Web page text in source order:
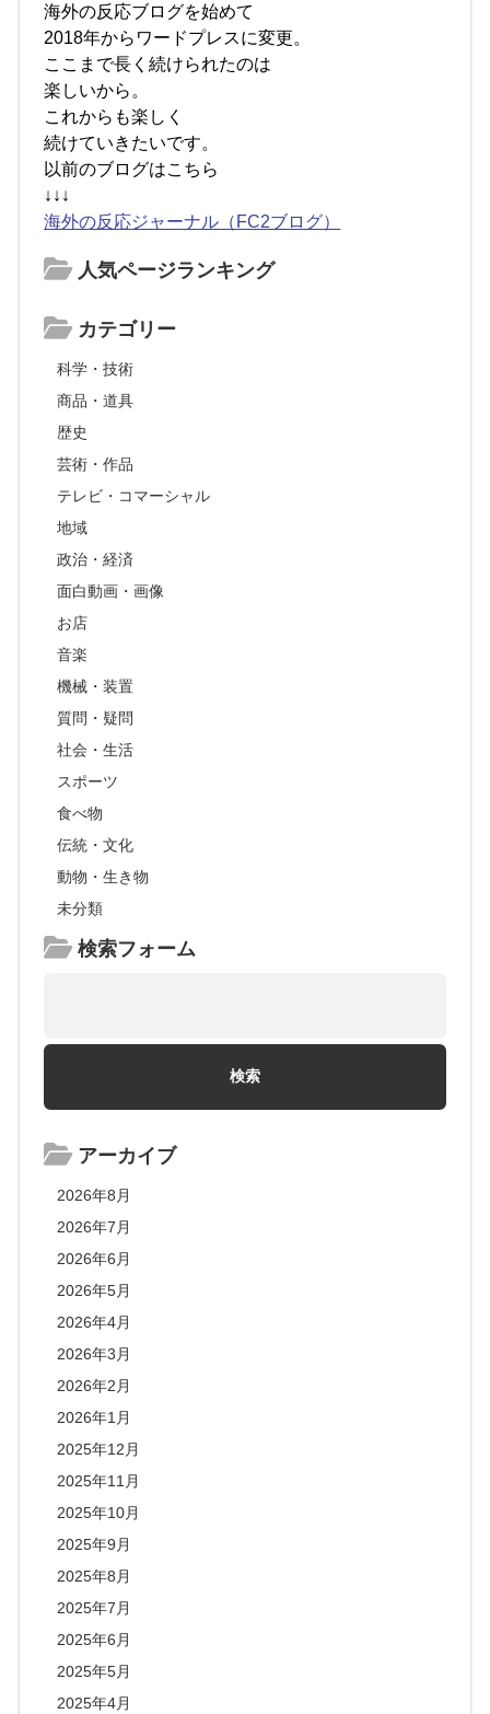
海外の反応ブログを始めて
2018年からワードプレスに変更。
ここまで長く続けられたのは
楽しいから。
これからも楽しく
続けていきたいです。
以前のブログはこちら
↓↓↓
海外の反応ジャーナル（FC2ブログ）
人気ページランキング
カテゴリー
科学・技術
商品・道具
歴史
芸術・作品
テレビ・コマーシャル
地域
政治・経済
面白動画・画像
お店
音楽
機械・装置
質問・疑問
社会・生活
スポーツ
食べ物
伝統・文化
動物・生き物
未分類
検索フォーム
アーカイブ
2026年8月
2026年7月
2026年6月
2026年5月
2026年4月
2026年3月
2026年2月
2026年1月
2025年12月
2025年11月
2025年10月
2025年9月
2025年8月
2025年7月
2025年6月
2025年5月
2025年4月